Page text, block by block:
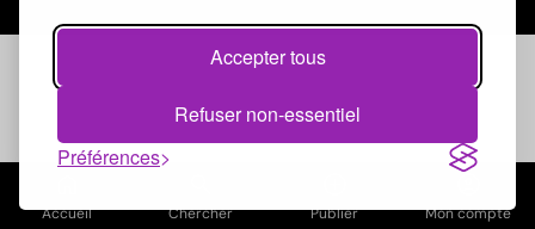
Accepter tous
Refuser non-essentiel
Préférences
Accueil Chercher Publier Mon compte